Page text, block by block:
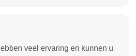
veel ervaring en kunnen u